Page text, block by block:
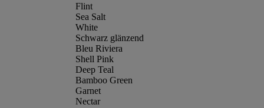
Flint
Sea Salt
White
Schwarz glänzend
Bleu Riviera
Shell Pink
Deep Teal
Bamboo Green
Garnet
Nectar